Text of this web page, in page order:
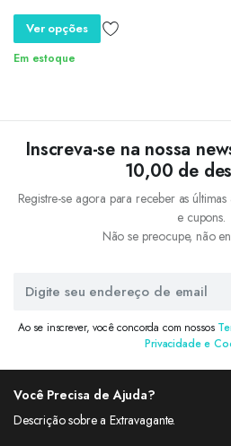
ondulado, monocromático,
correndo, esportivo, verão
Ver opções
Em estoque
Inscreva-se na nossa
10,00 de
Registre-se agora para receber as
e cupons.
Não se preocupe, não
Ao se inscrever, você concorda com nossos
Privacidade e
Você Precisa de Ajuda?
Descrição sobre a Extravagante.